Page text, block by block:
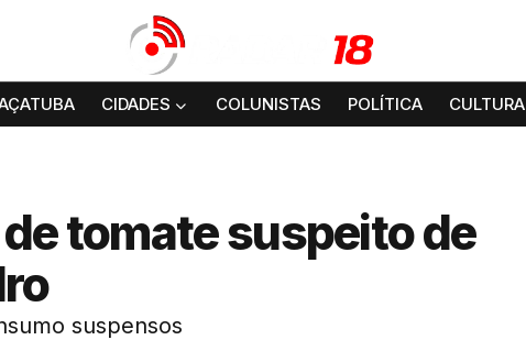
CIDADES COLUNISTAS POLÍTICA CULTURA
tomate suspeito de
suspensos